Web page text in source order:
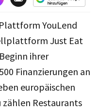
YouLend
Just Eat
ihrer
Finanzierungen an
europäischen
Restaurants